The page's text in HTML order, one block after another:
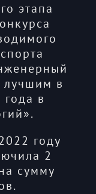
этапа
в
в
году
2
сумму